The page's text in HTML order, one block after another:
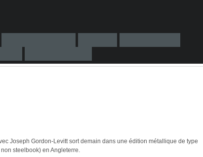
Joseph Gordon-Levitt sort demain dans une édition métallique de type
steelbook) en Angleterre.